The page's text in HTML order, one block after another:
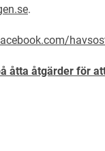
.
åtta åtgärder för